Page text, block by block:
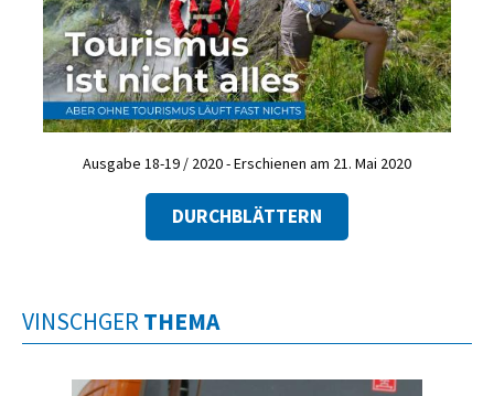
Ausgabe 18-19 / 2020 - Erschienen am 21. Mai 2020
DURCHBLÄTTERN
VINSCHGER THEMA